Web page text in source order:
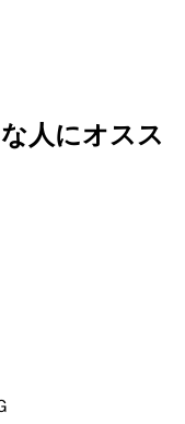
人にオスス